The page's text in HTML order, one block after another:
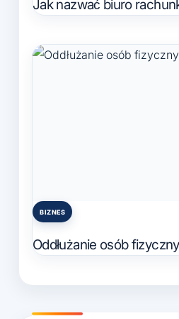
Jak nazwać biuro
Posted
BIZNES
Oddłużanie osób